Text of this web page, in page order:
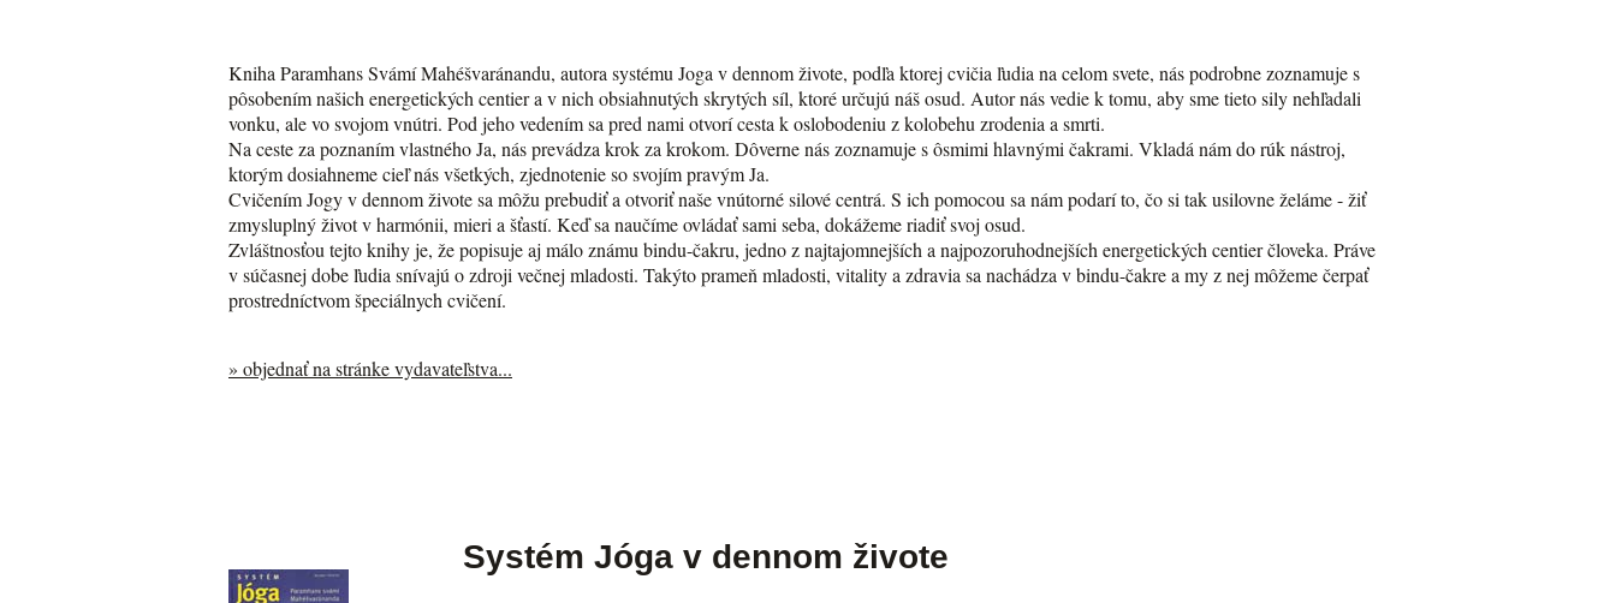
Kniha Paramhans Svámí Mahéšvaránandu, autora systému Joga v dennom živote, podľa ktorej cvičia ľudia na celom svete, nás podrobne zoznamuje s
pôsobením našich energetických centier a v nich obsiahnutých skrytých síl, ktoré určujú náš osud. Autor nás vedie k tomu, aby sme tieto sily nehľadali
vonku, ale vo svojom vnútri. Pod jeho vedením sa pred nami otvorí cesta k oslobodeniu z kolobehu zrodenia a smrti.
Na ceste za poznaním vlastného Ja, nás prevádza krok za krokom. Dôverne nás zoznamuje s ôsmimi hlavnými čakrami. Vkladá nám do rúk nástroj,
ktorým dosiahneme cieľ nás všetkých, zjednotenie so svojím pravým Ja.
Cvičením Jogy v dennom živote sa môžu prebudiť a otvoriť naše vnútorné silové centrá. S ich pomocou sa nám podarí to, čo si tak usilovne želáme - žiť
zmysluplný život v harmónii, mieri a šťastí. Keď sa naučíme ovládať sami seba, dokážeme riadiť svoj osud.
Zvláštnosťou tejto knihy je, že popisuje aj málo známu bindu-čakru, jedno z najtajomnejších a najpozoruhodnejších energetických centier človeka. Práve
v súčasnej dobe ľudia snívajú o zdroji večnej mladosti. Takýto prameň mladosti, vitality a zdravia sa nachádza v bindu-čakre a my z nej môžeme čerpať
prostredníctvom špeciálnych cvičení.
» objednať na stránke vydavateľstva...
Systém Jóga v dennom živote